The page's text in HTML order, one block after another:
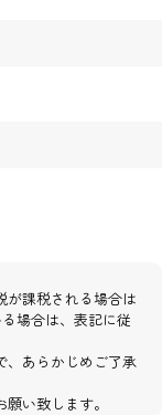
課税される場合は
場合は、表記に従
あらかじめご了承
い致します。